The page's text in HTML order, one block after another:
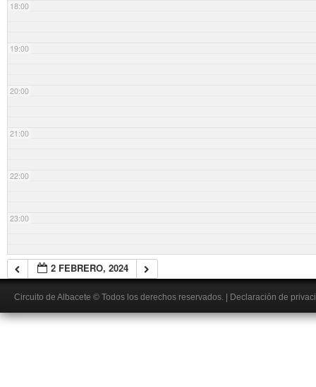
18:00
19:00
20:00
21:00
22:00
23:00
2 FEBRERO, 2024
Circuito de Albacete © Todos los derechos reservados. Declaración de